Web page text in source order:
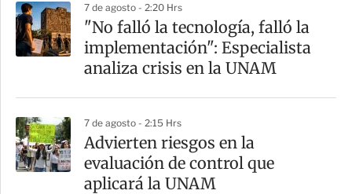
a
r
t
7 de agosto - 2:20 Hrs
"No falló la tecnología, falló la
implementación": Especialista
analiza crisis en la UNAM
7 de agosto - 2:15 Hrs
Advierten riesgos en la
evaluación de control que
aplicará la UNAM